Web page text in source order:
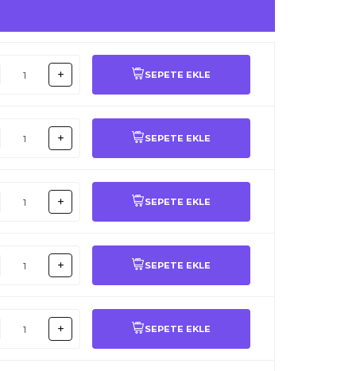
SEPETE EKLE
SEPETE EKLE
SEPETE EKLE
SEPETE EKLE
SEPETE EKLE